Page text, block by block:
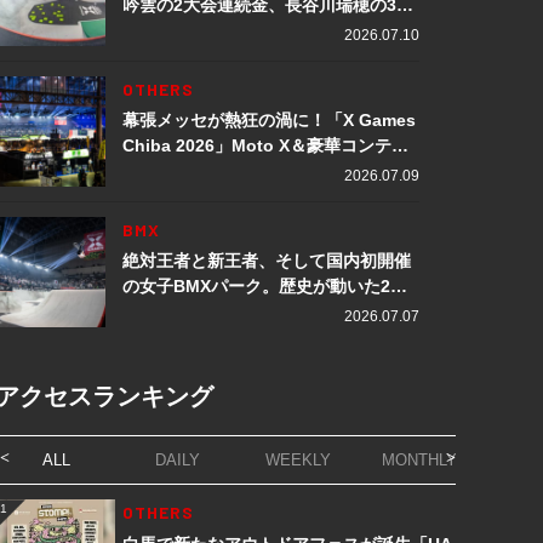
吟雲の2大会連続金、長谷川瑞穂の3メ
ダル獲得など数々の快挙をプレイバッ
2026.07.10
OTHERS
幕張メッセが熱狂の渦に！「X Games
Chiba 2026」Moto X＆豪華コンテン
2026.07.09
BMX
絶対王者と新王者、そして国内初開催
の女子BMXパーク。歴史が動いた2日
2026.07.07
クセスランキング
ALL DAILY WEEKLY MONTHLY
1 OTHERS